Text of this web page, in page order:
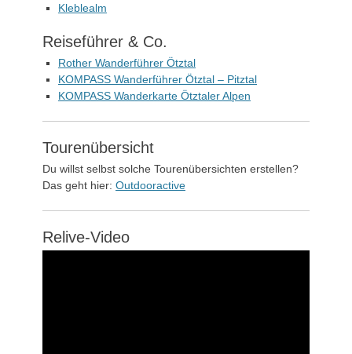
Kleblealm
Reiseführer & Co.
Rother Wanderführer Ötztal
KOMPASS Wanderführer Ötztal – Pitztal
KOMPASS Wanderkarte Ötztaler Alpen
Tourenübersicht
Du willst selbst solche Tourenübersichten erstellen?
Das geht hier: Outdooractive
Relive-Video